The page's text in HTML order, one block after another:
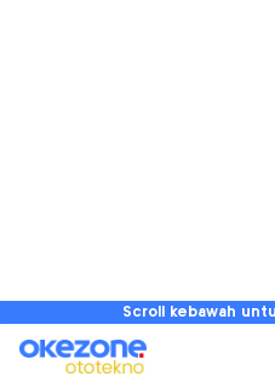
Scroll kebawah